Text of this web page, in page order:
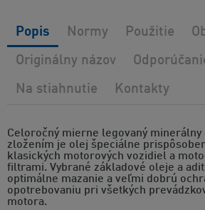
Celoročný mierne legovaný minerálny
zložením je olej špeciálne
klasických motorových vozidiel a
filtrami. Vybrané základové oleje a
optimálne mazanie a veľmi dobrú
opotrebovaniu pri všetkých
motora.
Popis Normy Použitie
Originálny názov
Na stiahnutie Kontakty